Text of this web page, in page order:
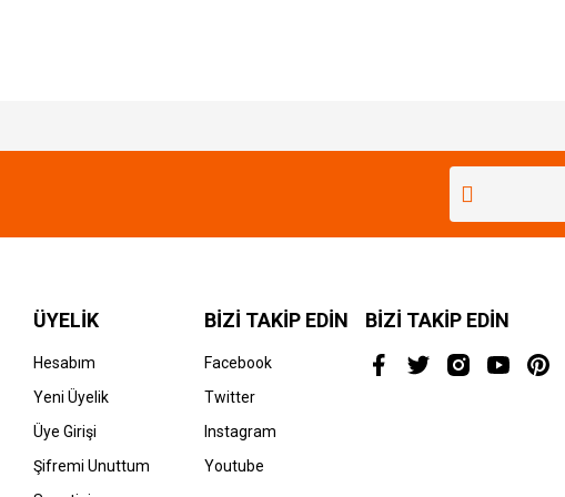
ÜYELİK
Hesabım
Yeni Üyelik
Üye Girişi
Şifremi Unuttum
BİZİ TAKİP EDİN
Facebook
Twitter
Instagram
Youtube
BİZİ TAKİP EDİN